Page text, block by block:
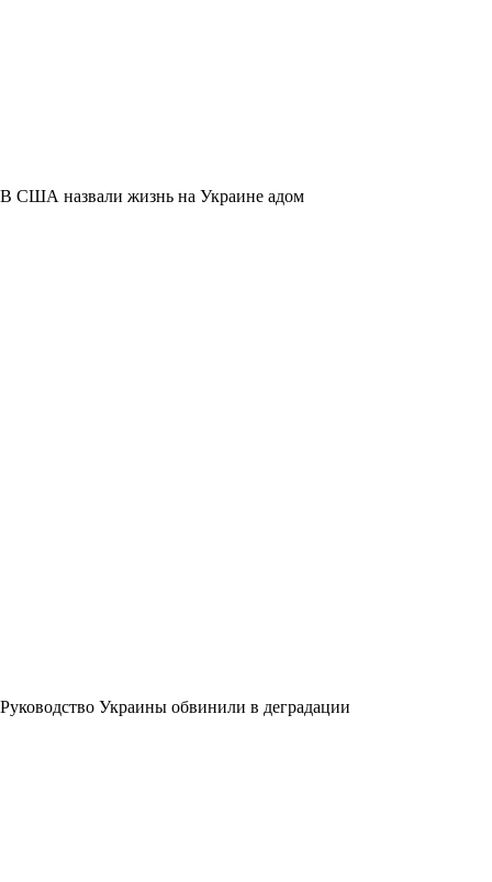
В США назвали жизнь на Украине адом
Руководство Украины обвинили в деградации